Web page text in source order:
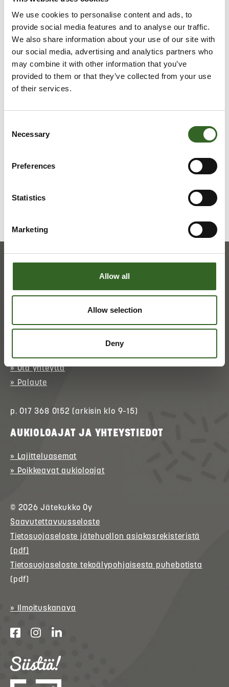
We use cookies to personalise content and ads, to
provide social media features and to analyse our traffic.
We also share information about your use of our site with
our social media, advertising and analytics partners who
may combine it with other information that you’ve
provided to them or that they’ve collected from your use
of their services.
Selection
Necessary
Preferences
Statistics
Marketing
Allow all
Allow selection
Deny
räjähteet. Turvallisuussyistä niitä ei saa kuljettaa
itse.
LAJITTELUOHJEET
» Ota yhteyttä
» Palaute
p. 017 368 0152 (arkisin klo 9–15)
AUKIOLOAJAT JA YHTEYSTIEDOT
» Lajitteluasemat
» Poikkeavat aukioloajat
© 2026Jätekukko Oy
Saavutettavuusseloste
Tietosuojaseloste jätehuollon asiakasrekisteristä
(pdf)
Tietosuojaseloste tekoälypohjaisesta puhebotista
(pdf)
» Ilmoituskanava